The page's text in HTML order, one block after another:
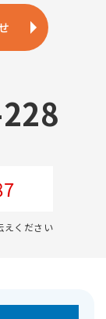
えください